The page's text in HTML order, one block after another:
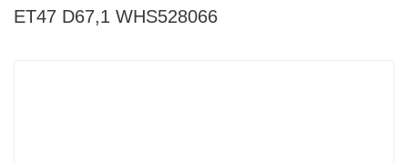
ET47 D67,1 WHS528066